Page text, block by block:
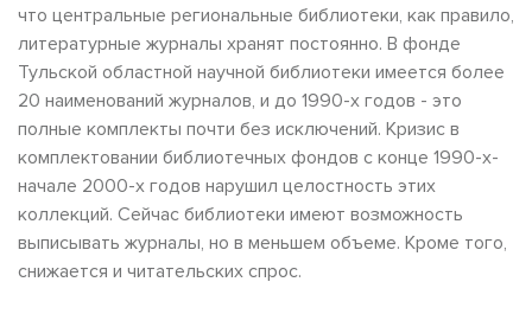
что центральные региональные библиотеки, как правило,
литературные журналы хранят постоянно. В фонде
Тульской областной научной библиотеки имеется более
20 наименований журналов, и до 1990-х годов - это
полные комплекты почти без исключений. Кризис в
комплектовании библиотечных фондов с конце 1990-х-
начале 2000-х годов нарушил целостность этих
коллекций. Сейчас библиотеки имеют возможность
выписывать журналы, но в меньшем объеме. Кроме того,
снижается и читательских спрос.